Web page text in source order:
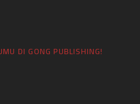
DI GONG PUBLISHING!